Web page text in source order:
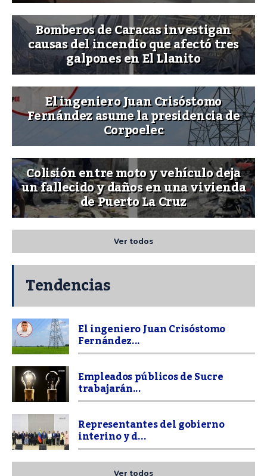
Bomberos de Caracas investigan
causas del incendio que afectó tres
galpones en El Llanito
El ingeniero Juan Crisóstomo
Fernández asume la presidencia de
Corpoelec
Colisión entre moto y vehículo deja
un fallecido y daños en una vivienda
de Puerto La Cruz
Ver todos
Tendencias
El ingeniero Juan Crisóstomo
Fernández...
Empleados públicos de Sucre
trabajarán...
Representantes del gobierno
interino y d...
Ver todos